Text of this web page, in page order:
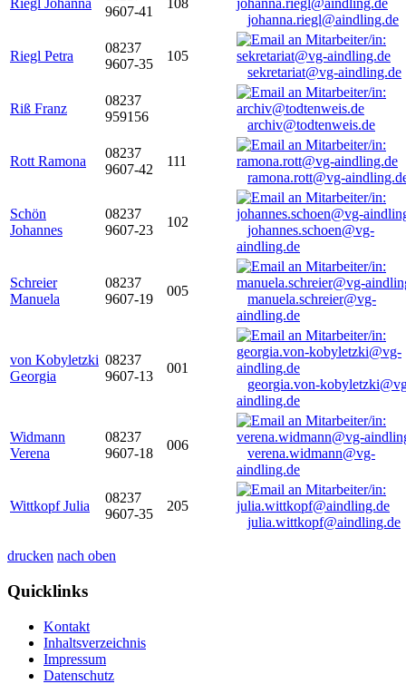
Riegl Johanna
9607-41
108
johanna.riegl@aindling.de
Riegl Petra
08237
9607-35
105
sekretariat@vg-aindling.de
Riß Franz
08237
959156
archiv@todtenweis.de
Rott Ramona
08237
9607-42
111
ramona.rott@vg-
Schön
Johannes
08237
9607-23
102
johannes.schoen@vg-
aindling.de
Schreier
Manuela
08237
9607-19
005
manuela.schreier@vg-
aindling.de
von Kobyletzki
Georgia
08237
9607-13
001
georgia.von-
aindling.de
Widmann
Verena
08237
9607-18
006
verena.widmann@vg-
aindling.de
Wittkopf Julia
08237
9607-35
205
julia.wittkopf@aindling.de
drucken nach oben
Quicklinks
Kontakt
Inhaltsverzeichnis
Impressum
Datenschutz